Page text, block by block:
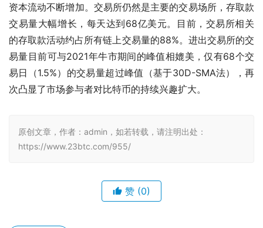
资本流动不断增加。交易所仍然是主要的交易场所，存取款
交易量大幅增长，每天达到68亿美元。目前，交易所相关
的存取款活动约占所有链上交易量的88%。进出交易所的交
易量目前可与2021年牛市期间的峰值相媲美，仅有68个交
易日（1.5%）的交易量超过峰值（基于30D-SMA法），再
次凸显了市场参与者对比特币的持续兴趣扩大。
原创文章，作者：admin，如若转载，请注明出处：
https://www.23btc.com/955/
赞 (0)